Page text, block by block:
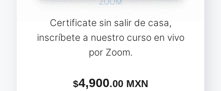
Certificate sin salir de casa,
inscríbete a nuestro curso en vivo
por Zoom.
$4,900.00 MXN